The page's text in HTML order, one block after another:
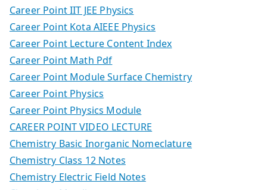
Career Point IIT JEE Physics
Career Point Kota AIEEE Physics
Career Point Lecture Content Index
Career Point Math Pdf
Career Point Module Surface Chemistry
Career Point Physics
Career Point Physics Module
CAREER POINT VIDEO LECTURE
Chemistry Basic Inorganic Nomeclature
Chemistry Class 12 Notes
Chemistry Electric Field Notes